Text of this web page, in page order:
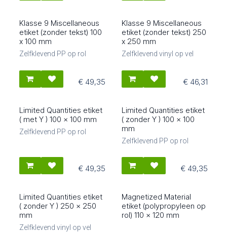
89502
Klasse 9 Miscellaneous
etiket (zonder tekst) 100
x 100 mm
Zelfklevend PP op rol
€ 49,35
89601
Klasse 9 Miscellaneous
etiket (zonder tekst) 250
x 250 mm
Zelfklevend vinyl op vel
€ 46,31
80506
Limited Quantities etiket
( met Y ) 100 x 100 mm
Zelfklevend PP op rol
€ 49,35
80504
Limited Quantities etiket
( zonder Y ) 100 x 100
mm
Zelfklevend PP op rol
€ 49,35
80603
Limited Quantities etiket
( zonder Y ) 250 x 250
mm
Zelfklevend vinyl op vel
80519
Magnetized Material
etiket (polypropyleen op
rol) 110 x 120 mm